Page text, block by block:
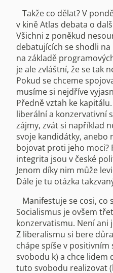
Takže co dělat? V
v kině Atlas debata o
Všichni z poněkud
debatujících se shodli
na základě
je ale zvláštní, že se tak
Pokud se chceme
musíme si nejdříve
Předně vztah ke
liberální a konzervativní
zájmy, zvát si například
svoje kandidátky, anebo
bojovat proti jeho moci?
integrita jsou v české
Jenom díky nim může
Dále je tu otázka
Manifestuje se cosi, co
Socialismus je ovšem
konzervatismu. Není ani
Z liberalismu si bere
chápe spíše v positivním
svobodu k) a chce lidem
tuto svobodu realizovat